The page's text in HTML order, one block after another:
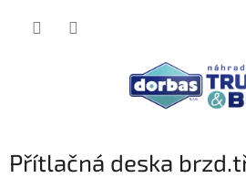
Přítlačná deska